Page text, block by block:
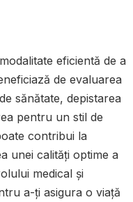
eficientă de a
de evaluarea
sănătate, depistarea
pentru un stil de
contribui la
unei calități optime a
medical și
a-ți asigura o viață